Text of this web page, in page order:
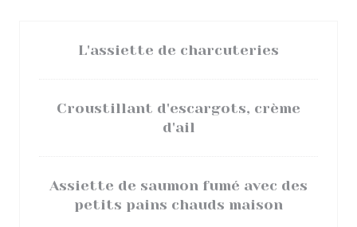
L'assiette de charcuteries
Croustillant d'escargots, crème
d'ail
Assiette de saumon fumé avec des
petits pains chauds maison